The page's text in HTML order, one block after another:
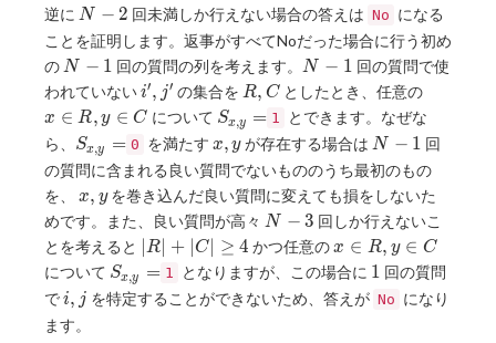
逆に N-
2
N − 2 回未満しか行えない場合の答えは No になる
ことを証明します。返事がすべてNoだった場合に行う初め
の N-
1
N − 1 回の質問の列を考えます。 N-
1
N − 1 回の質問で使
われていないi',
j'
i′, j′ の集合を R,
C
R, Cとしたとき、任意のx
\in
R,
y
\in
C
x ∈ R, y ∈ C について S_{x,y}=
Sx,y = 1
とできます。なぜな
ら、 S_{x,y}=
Sx,y = 0 を満たす x,y
x, y が存在する場合は N-
1
N − 1 回
の質問に含まれる良い質問でないもののうち最初のもの
を、 x,y
x, yを巻き込んだ良い質問に変えても損をしないた
めです。また、良い質問が高々 N-
3
N − 3 回しか行えないこ
とを考えると |R|+|C|
\geq 4
R + C∣ ≥ 4 かつ任意のx
\in
R,
y
x ∈ R, y ∈ C
について S_{x,y}=
Sx,y = 1 となりますが、この場合に 1
1 回の質問
でi,j
i, j を特定することができないため、答えが No になり
ます。